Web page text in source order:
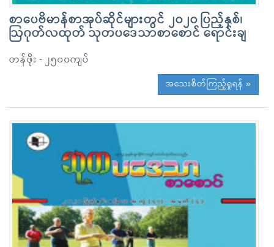
စာပေဗိမာန်စာအုပ်ဆိုင်များတွင် ၂၀၂၀ ပြည့်နှစ်၊
ဩဂုတ်လထုတ် သုတပဒေသာစာစောင် ရောင်းချ
တန်ဖိုး - ၂၅၀၀ကျပ်
အသေးစိတ်ကြည့်ရှုရန် »